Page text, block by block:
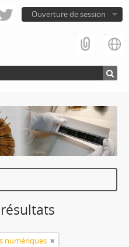
Ouverture de session
numériques